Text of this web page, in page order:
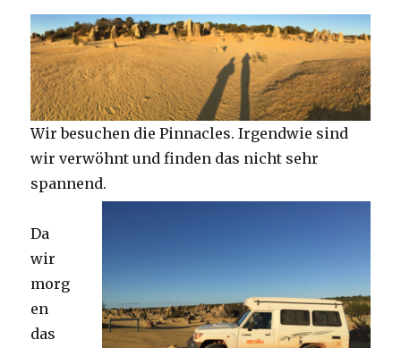
Wir besuchen die Pinnacles. Irgendwie sind
wir verwöhnt und finden das nicht sehr
spannend.
Da
wir
morg
en
das